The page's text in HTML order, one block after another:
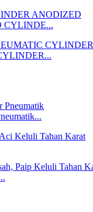
CYLINDE...